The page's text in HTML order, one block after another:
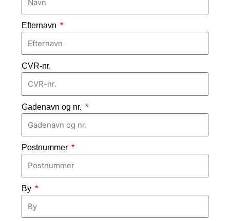
Efternavn
CVR-nr.
Gadenavn og nr.
Postnummer
By